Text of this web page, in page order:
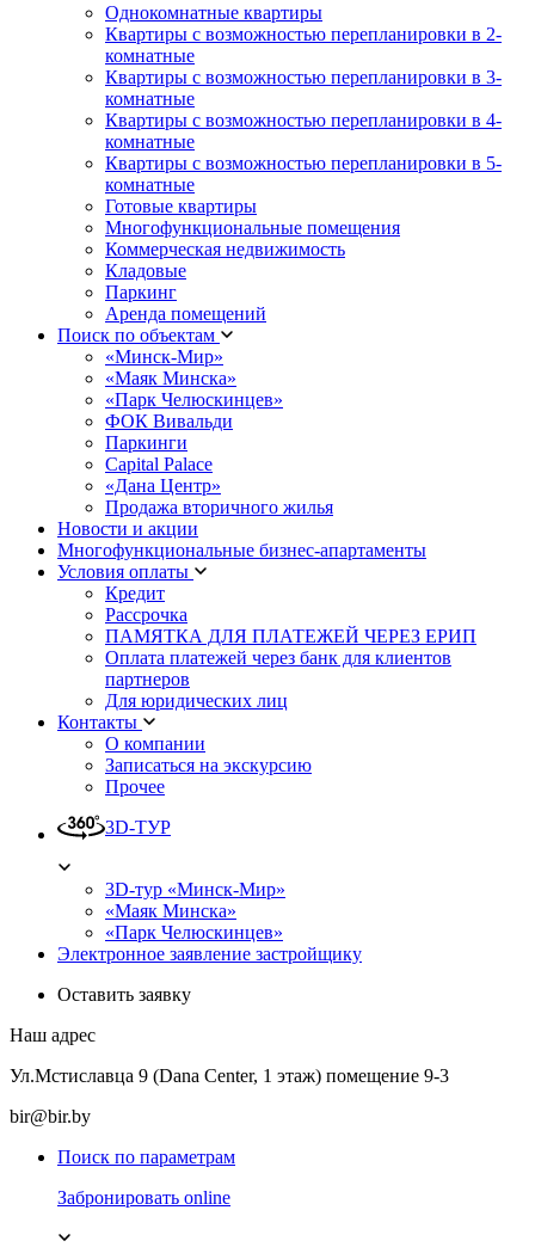
Однокомнатные квартиры
Квартиры с возможностью перепланировки в 2-
комнатные
Квартиры с возможностью перепланировки в 3-
комнатные
Квартиры с возможностью перепланировки в 4-
комнатные
Квартиры с возможностью перепланировки в 5-
комнатные
Готовые квартиры
Многофункциональные помещения
Коммерческая недвижимость
Кладовые
Паркинг
Аренда помещений
Поиск по объектам
«Минск-Мир»
«Маяк Минска»
«Парк Челюскинцев»
ФОК Вивальди
Паркинги
Capital Palace
«Дана Центр»
Продажа вторичного жилья
Новости и акции
Многофункциональные бизнес-апартаменты
Условия оплаты
Кредит
Рассрочка
ПАМЯТКА ДЛЯ ПЛАТЕЖЕЙ ЧЕРЕЗ ЕРИП
Оплата платежей через банк для клиентов
партнеров
Для юридических лиц
Контакты
О компании
Записаться на экскурсию
Прочее
3D-ТУР
3D-тур «Минск-Мир»
«Маяк Минска»
«Парк Челюскинцев»
Электронное заявление застройщику
Оставить заявку
Наш адрес
Ул.Мстиславца 9 (Dana Center, 1 этаж) помещение 9-3
bir@bir.by
Поиск по параметрам
Забронировать online